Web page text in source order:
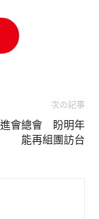
次の記事
進會總會 盼明年
能再組團訪台